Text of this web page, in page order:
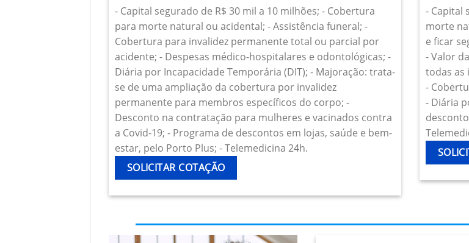
- Capital segurado de R$ 30 mil a 10 milhões; - Cobertura
para morte natural ou acidental; - Assistência funeral; -
Cobertura para invalidez permanente total ou parcial por
acidente; - Despesas médico-hospitalares e odontológicas; -
Diária por Incapacidade Temporária (DIT); - Majoração: trata-
se de uma ampliação da cobertura por invalidez
permanente para membros específicos do corpo; -
Desconto na contratação para mulheres e vacinados contra
a Covid-19; - Programa de descontos em lojas, saúde e bem-
estar, pelo Porto Plus; - Telemedicina 24h.
SOLICITAR COTAÇÃO
- Capital
morte
e ficar
- Valor
todas as
-
- Diária